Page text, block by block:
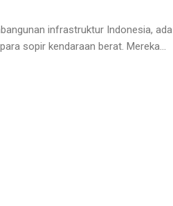
infrastruktur Indonesia, ada
sopir kendaraan berat. Mereka...